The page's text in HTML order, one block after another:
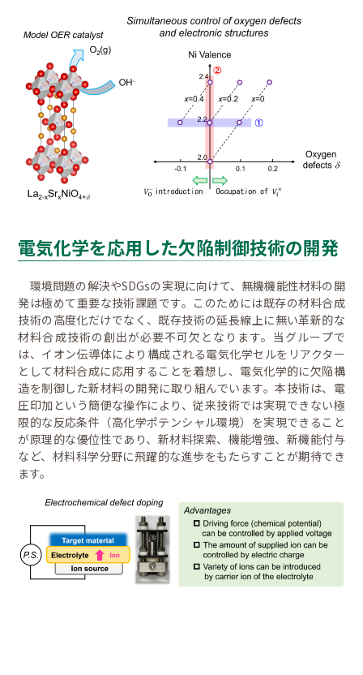
電気化学を応用した欠陥制御技術の開発
環境問題の解決やSDGsの実現に向けて、無機機能性材料の開
発は極めて重要な技術課題です。このためには既存の材料合成
技術の高度化だけでなく、既存技術の延長線上に無い革新的な
材料合成技術の創出が必要不可欠となります。当グループで
は、イオン伝導体により構成される電気化学セルをリアクター
として材料合成に応用することを着想し、電気化学的に欠陥構
造を制御した新材料の開発に取り組んでいます。本技術は、電
圧印加という簡便な操作により、従来技術では実現できない極
限的な反応条件（高化学ポテンシャル環境）を実現できること
が原理的な優位性であり、新材料探索、機能増強、新機能付与
など、材料科学分野に飛躍的な進歩をもたらすことが期待でき
ます。